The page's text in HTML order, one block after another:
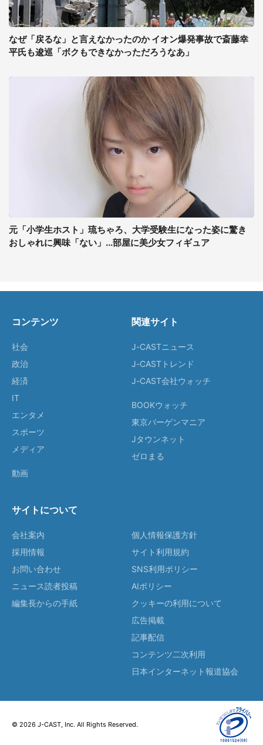
なぜ「戻るな」と言えなかったのか イオン爆発事故で斎藤幸
平氏も逡巡「ボクもできなかっただろうなあ」
元「小学生ホスト」琉ちゃろ、大学受験生になった姿に驚き
おしゃれに興味「ない」...部屋に美少女フィギュア
コンテンツ
社会
政治
経済
IT
エンタメ
スポーツ
メディア
動画
関連サイト
J-CASTニュース
J-CASTトレンド
J-CAST会社ウォッチ
BOOKウォッチ
東京バーゲンマニア
Jタウンネット
ゼロまる
サイトについて
会社案内
採用情報
お問い合わせ
ニュース読者投稿
編集長からの手紙
個人情報保護方針
サイト利用規約
SNS利用ポリシー
AIポリシー
クッキーの利用について
広告掲載
記事配信
コンテンツ二次利用
日本インターネット報道協会
© 2026 J-CAST, Inc. All Rights Reserved.